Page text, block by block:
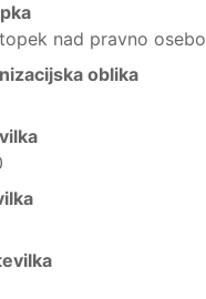
nad pravno osebo
oblika